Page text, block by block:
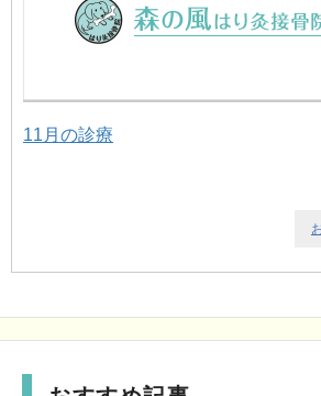
11月の診療